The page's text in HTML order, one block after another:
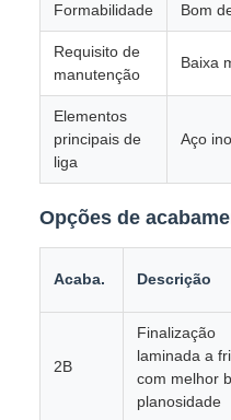
Formabilidade Bom
Requisito de
manutenção
Baixa
Elementos
principais de
liga
Aço
Opções de
Acaba. Descrição
2B
Finalização
laminada a
com melhor
planosidade